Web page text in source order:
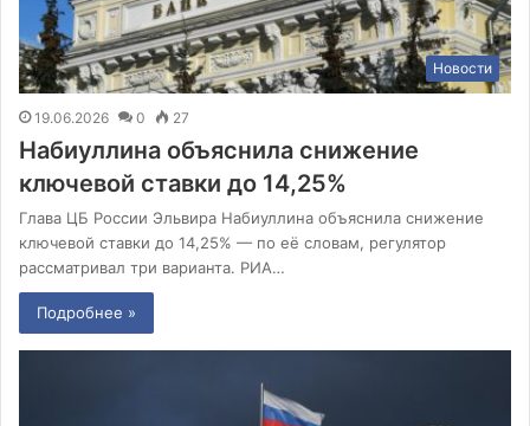
Новости
19.06.2026 0 27
Набиуллина объяснила снижение
ключевой ставки до 14,25%
Глава ЦБ России Эльвира Набиуллина объяснила снижение
ключевой ставки до 14,25% — по её словам, регулятор
рассматривал три варианта. РИА…
Подробнее »